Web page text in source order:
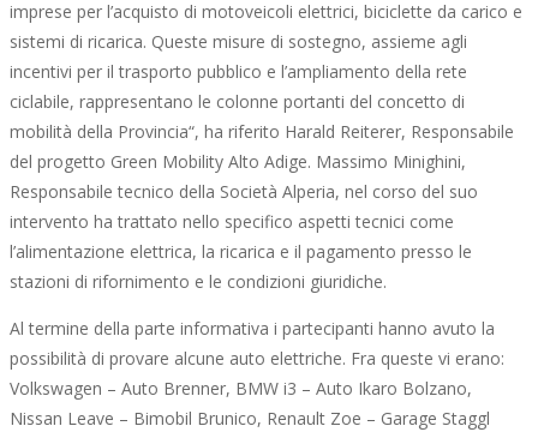
imprese per l’acquisto di motoveicoli elettrici, biciclette da carico e
sistemi di ricarica. Queste misure di sostegno, assieme agli
incentivi per il trasporto pubblico e l’ampliamento della rete
ciclabile, rappresentano le colonne portanti del concetto di
mobilità della Provincia“, ha riferito Harald Reiterer, Responsabile
del progetto Green Mobility Alto Adige. Massimo Minighini,
Responsabile tecnico della Società Alperia, nel corso del suo
intervento ha trattato nello specifico aspetti tecnici come
l’alimentazione elettrica, la ricarica e il pagamento presso le
stazioni di rifornimento e le condizioni giuridiche.
Al termine della parte informativa i partecipanti hanno avuto la
possibilità di provare alcune auto elettriche. Fra queste vi erano:
Volkswagen – Auto Brenner, BMW i3 – Auto Ikaro Bolzano,
Nissan Leave – Bimobil Brunico, Renault Zoe – Garage Staggl